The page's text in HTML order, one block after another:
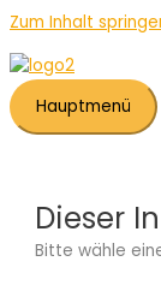
Zum Inhalt
Hauptmenü
Dieser
Bitte wähle